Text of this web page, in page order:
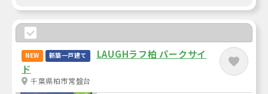
NEW 新築一戸建て
LAUGHラフ柏 パークサイ
ド
千葉県柏市常盤台